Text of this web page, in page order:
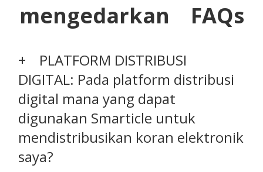
mengedarkan FAQs
PLATFORM DISTRIBUSI
DIGITAL: Pada platform distribusi
digital mana yang dapat
digunakan Smarticle untuk
mendistribusikan koran elektronik
saya?